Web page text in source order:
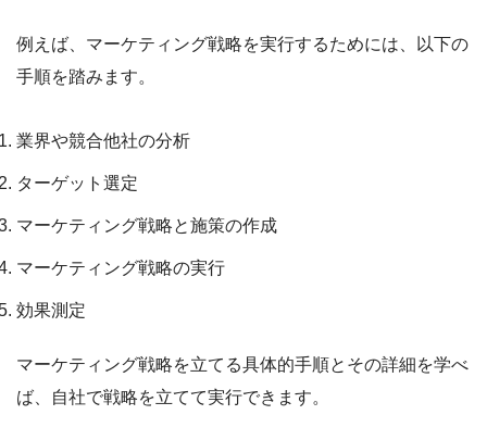
例えば、マーケティング戦略を実行するためには、以下の
手順を踏みます。
業界や競合他社の分析
ターゲット選定
マーケティング戦略と施策の作成
マーケティング戦略の実行
効果測定
マーケティング戦略を立てる具体的手順とその詳細を学べ
ば、自社で戦略を立てて実行できます。